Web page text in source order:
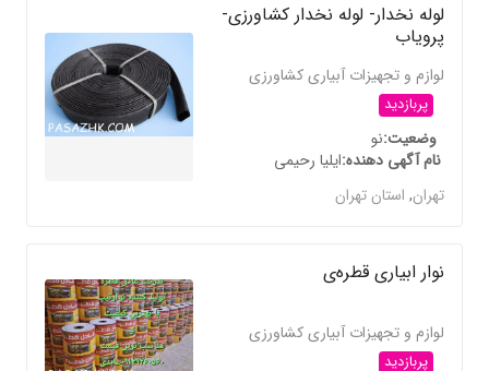
لوله نخدار- لوله نخدار کشاورزی-
پرویاب
لوازم و تجهیزات آبیاری کشاورزی
پربازدید
وضعیتنو
نام آگهی دهندهایلیا رحیمی
تهران,استان تهران
نوار ابیاری قطره‌ی
لوازم و تجهیزات آبیاری کشاورزی
پربازدید